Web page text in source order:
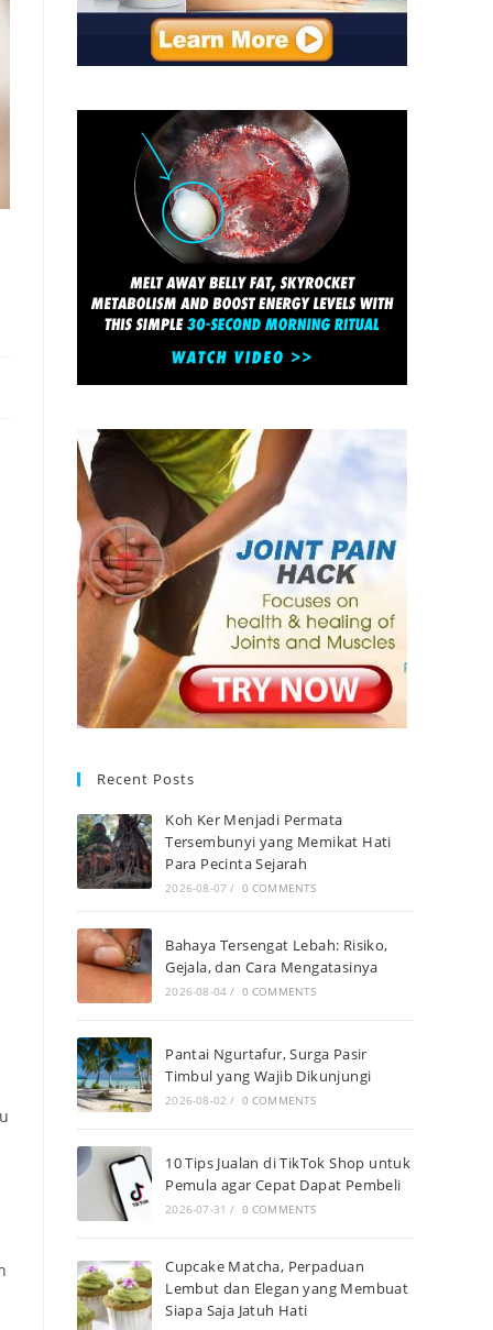
Recent Posts
Koh Ker Menjadi Permata
Tersembunyi yang Memikat Hati
Para Pecinta Sejarah
2026-08-07 / 0 COMMENTS
Bahaya Tersengat Lebah: Risiko,
Gejala, dan Cara Mengatasinya
2026-08-04 / 0 COMMENTS
Pantai Ngurtafur, Surga Pasir
Timbul yang Wajib Dikunjungi
2026-08-02 / 0 COMMENTS
10 Tips Jualan di TikTok Shop untuk
Pemula agar Cepat Dapat Pembeli
2026-07-31 / 0 COMMENTS
Cupcake Matcha, Perpaduan
Lembut dan Elegan yang Membuat
Siapa Saja Jatuh Hati